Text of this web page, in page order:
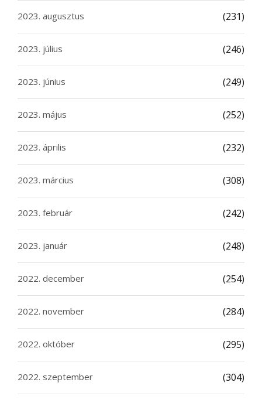
2023. augusztus (231)
2023. július (246)
2023. június (249)
2023. május (252)
2023. április (232)
2023. március (308)
2023. február (242)
2023. január (248)
2022. december (254)
2022. november (284)
2022. október (295)
2022. szeptember (304)